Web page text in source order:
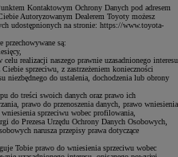
Kontaktowym Ochrony Danych pod adresem
Autoryzowanym Dealerem Toyoty możesz
udostępnionych na stronie: https://www.toyota-
przechowywane są:
realizacji naszego prawnie uzasadnionego interesu
Ciebie sprzeciwu, z zastrzeżeniem konieczności
niezbędnego do ustalenia, dochodzenia lub obrony
do treści swoich danych oraz prawo ich
prawo do przenoszenia danych, prawo wniesienia
sprzeciwu wobec profilowania,
do Prezesa Urzędu Ochrony Danych Osobowych,
narusza przepisy prawa dotyczące
Tobie prawo do wniesienia sprzeciwu wobec